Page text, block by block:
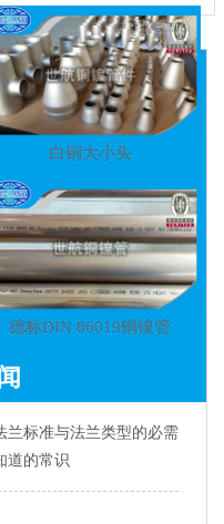
白铜大小头
德标DIN 86019铜镍管
兰标准与法兰类型的必需
道的常识